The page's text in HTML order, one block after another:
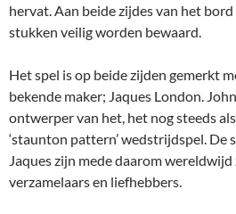
hervat. Aan beide zijdes van het
stukken veilig worden bewaard.
Het spel is op beide zijden gemerkt
bekende maker; Jaques London.
ontwerper van het, het nog steeds
‘staunton pattern’ wedstrijdspel. De
Jaques zijn mede daarom
verzamelaars en liefhebbers.